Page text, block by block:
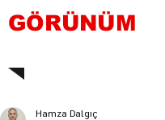
GÖRÜNÜM
Hamza Dalgıç